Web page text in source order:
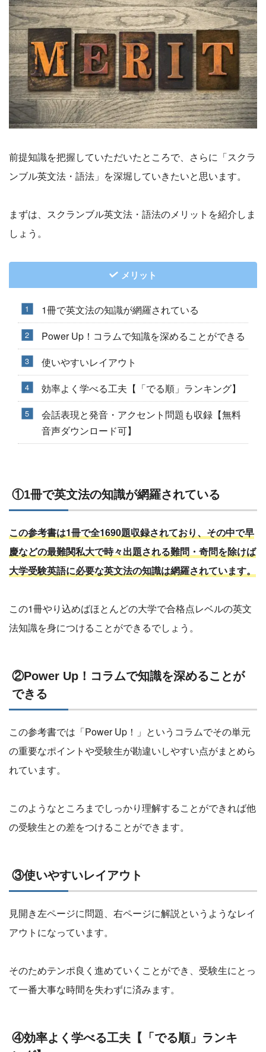
前提知識を把握していただいたところで、さらに「スクラ
ンブル英文法・語法」を深堀していきたいと思います。
まずは、スクランブル英文法・語法のメリットを紹介しま
しょう。
メリット
1冊で英文法の知識が網羅されている
Power Up！コラムで知識を深めることができる
使いやすいレイアウト
効率よく学べる工夫【「でる順」ランキング】
会話表現と発音・アクセント問題も収録【無料
音声ダウンロード可】
①1冊で英文法の知識が網羅されている
この参考書は1冊で全1690題収録されており、その中で早
慶などの最難関私大で時々出題される難問・奇問を除けば
大学受験英語に必要な英文法の知識は網羅されています。
この1冊やり込めばほとんどの大学で合格点レベルの英文
法知識を身につけることができるでしょう。
②Power Up！コラムで知識を深めることが
できる
この参考書では「Power Up！」というコラムでその単元
の重要なポイントや受験生が勘違いしやすい点がまとめら
れています。
このようなところまでしっかり理解することができれば他
の受験生との差をつけることができます。
③使いやすいレイアウト
見開き左ページに問題、右ページに解説というようなレイ
アウトになっています。
そのためテンポ良く進めていくことができ、受験生にとっ
て一番大事な時間を失わずに済みます。
④効率よく学べる工夫【「でる順」ランキ